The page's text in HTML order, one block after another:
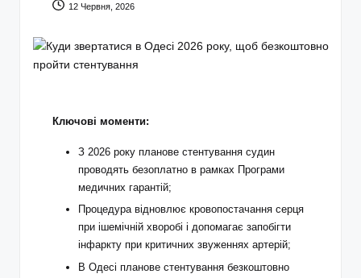
12 Червня, 2026
Ключові моменти:
З 2026 року планове стентування судин
проводять безоплатно в рамках Програми
медичних гарантій;
Процедура відновлює кровопостачання серця
при ішемічній хворобі і допомагає запобігти
інфаркту при критичних звуженнях артерій;
В Одесі планове стентування безкоштовно